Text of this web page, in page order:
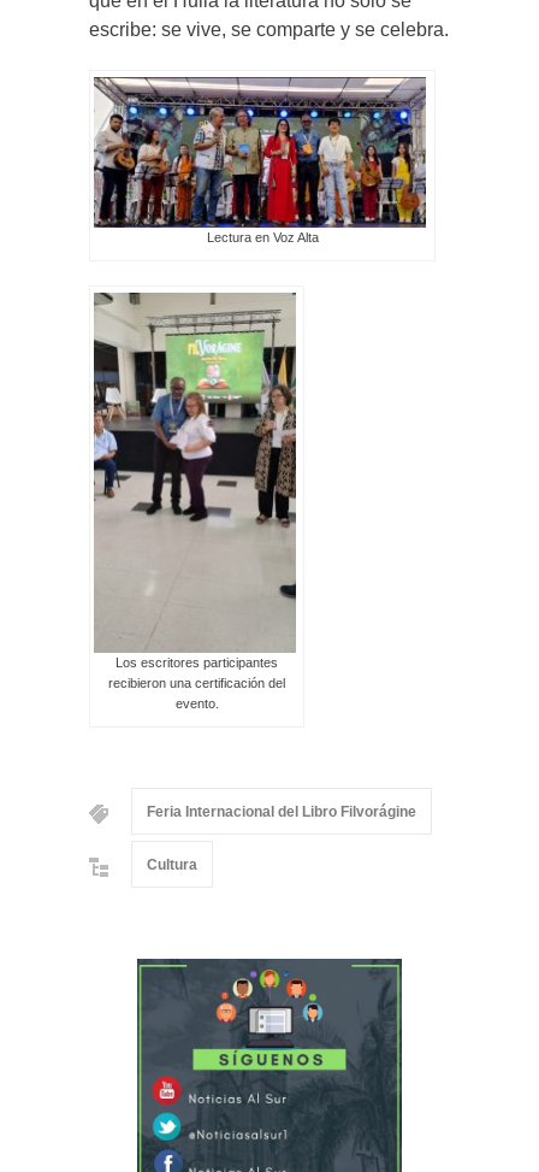
escribe: se vive, se comparte y se celebra.
Lectura en Voz Alta
Los escritores participantes
recibieron una certificación del
evento.
Feria Internacional del Libro Filvorágine
Cultura